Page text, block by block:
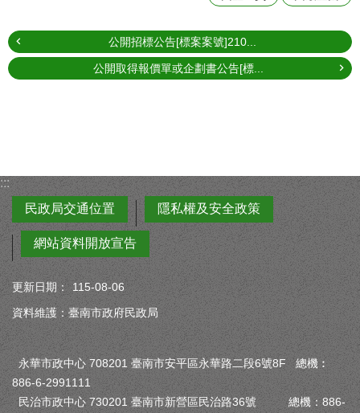
公開招標公告[標案案號]210...
公開取得報價單或企劃書公告[標...
:::
民政局交通位置
隱私權及安全政策
網站資料開放宣告
更新日期：
115-08-06
資料維護：臺南市政府民政局
永華市政中心 708201 臺南市安平區永華路二段6號8F 總機︰
886-6-2991111
民治市政中心 730201 臺南市新營區民治路36號 總機：886-